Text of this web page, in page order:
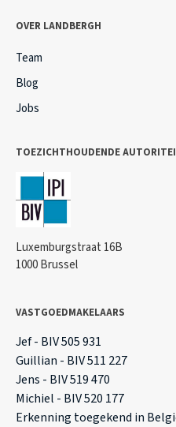
OVER LANDBERGH
Team
Blog
Jobs
TOEZICHTHOUDENDE
Luxemburgstraat 16B
1000 Brussel
VASTGOEDMAKELAARS
Jef - BIV 505 931
Guillian - BIV 511 227
Jens - BIV 519 470
Michiel - BIV 520 177
Erkenning toegekend in